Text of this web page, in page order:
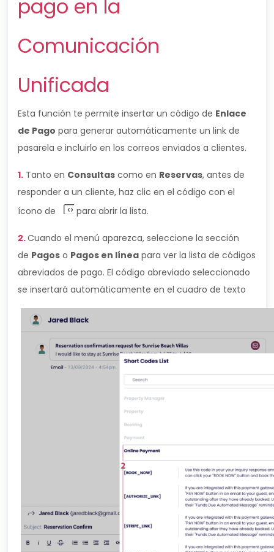
pago en la
Comunicación
Unificada
Esta función te permite insertar un código de Enlace
de Pago para generar automáticamente un link de
pasarela e incluirlo en los correos enviados a clientes.
1. Tanto en Consultas como en Reservas, antes de
responder a un cliente, haz clic en el código con el
ícono de
para abrir la lista.
2.Cuando el menú aparezca, seleccione la sección
de Pagos o Pagos en línea para ver la lista de códigos
abreviados de pago. El código abreviado seleccionado
se insertará automáticamente en el cuadro de texto